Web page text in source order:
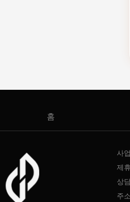
홈
사
제
상
주